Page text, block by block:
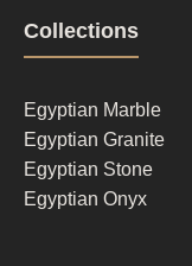
Footer
column
1
Collections
Egyptian Marble
Egyptian Granite
Egyptian Stone
Egyptian Onyx